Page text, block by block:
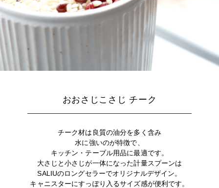
おおさじこさじ チーク
チーク材は良質の油分を多く含み
水に強いのが特徴で、
キッチン・テーブル用品に最適です。
大さじと小さじが一体になった計量スプーンは
SALIUのロングセラーでオリジナルデザイン。
キャニスターにすっぽり入るサイズ感が便利です。